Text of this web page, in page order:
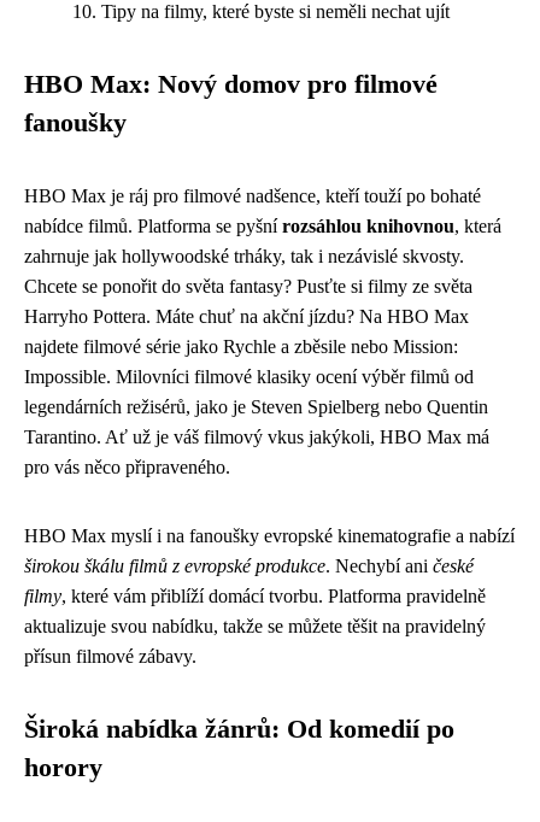
Tipy na filmy, které byste si neměli nechat ujít
HBO Max: Nový domov pro filmové
fanoušky
HBO Max je ráj pro filmové nadšence, kteří touží po bohaté
nabídce filmů. Platforma se pyšnírozsáhlou knihovnou, která
zahrnuje jak hollywoodské trháky, tak i nezávislé skvosty.
Chcete se ponořit do světa fantasy? Pusťte si filmy ze světa
Harryho Pottera. Máte chuť na akční jízdu? Na HBO Max
najdete filmové série jako Rychle a zběsile nebo Mission:
Impossible. Milovníci filmové klasiky ocení výběr filmů od
legendárních režisérů, jako je Steven Spielberg nebo Quentin
Tarantino. Ať už je váš filmový vkus jakýkoli, HBO Max má
pro vás něco připraveného.
HBO Max myslí i na fanoušky evropské kinematografie a nabízí
širokou škálu filmů z evropské produkce. Nechybí ani české
filmy, které vám přiblíží domácí tvorbu. Platforma pravidelně
aktualizuje svou nabídku, takže se můžete těšit na pravidelný
přísun filmové zábavy.
Široká nabídka žánrů: Od komedií po
horory